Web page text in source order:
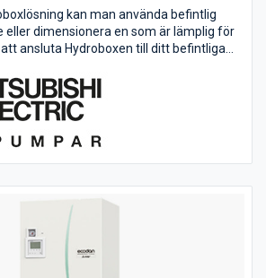
kan man använda befintlig
dimensionera en som är lämplig för
ansluta Hydroboxen till ditt befintliga
energibesparande egenskaper.